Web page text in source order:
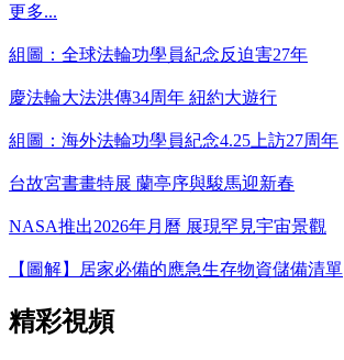
更多...
組圖：全球法輪功學員紀念反迫害27年
慶法輪大法洪傳34周年 紐約大遊行
組圖：海外法輪功學員紀念4.25上訪27周年
台故宮書畫特展 蘭亭序與駿馬迎新春
NASA推出2026年月曆 展現罕見宇宙景觀
【圖解】居家必備的應急生存物資儲備清單
精彩視頻